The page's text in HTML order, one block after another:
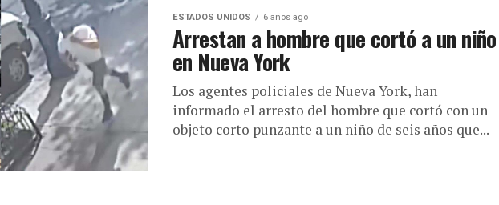
ESTADOS UNIDOS 6 años ago
Arrestan a hombre que cortó a un niño
en Nueva York
Los agentes policiales de Nueva York, han
informado el arresto del hombre que cortó con un
objeto corto punzante a un niño de seis años que...